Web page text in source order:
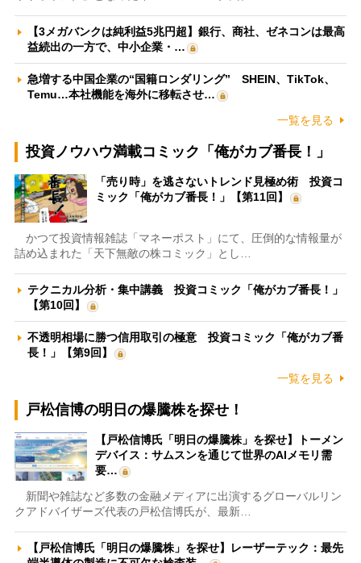
【3メガバンクは純利益5兆円超】銀行、商社、ゼネコンは最高
益続出の一方で、中小企業・…
急増する中国企業の“国籍ロンダリング” SHEIN、TikTok、
Temu…本社機能を海外に移転させ…
一覧を見る
投資ノウハウ満載コミック「俺がカブ番長！」
「売り時」を逃さないトレンド見極め術 投資コ
ミック「俺がカブ番長！」【第11回】
かつて投資情報雑誌「マネーポスト」にて、圧倒的な情報量が
詰め込まれた「天下無敵の株コミック」とし…
テクニカル分析・集中講義 投資コミック「俺がカブ番長！」
【第10回】
不透明相場に勝つ信用取引の極意 投資コミック「俺がカブ番
長！」【第9回】
一覧を見る
戸松信博の明日の爆騰株を探せ！
【戸松信博氏「明日の爆騰株」を探せ】トーメン
デバイス：サムスンを通じて世界のAIメモリ需
要…
新聞や雑誌など多数の金融メディアに出演するグローバルリン
クアドバイザーズ代表の戸松信博氏が、最新…
【戸松信博氏「明日の爆騰株」を探せ】レーザーテック：最先